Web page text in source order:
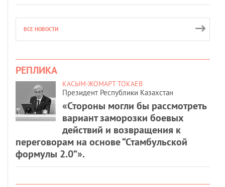
ВСЕ НОВОСТИ
РЕПЛИКА
КАСЫМ-ЖОМАРТ ТОКАЕВ
Президент Республики Казахстан
«Стороны могли бы рассмотреть
вариант заморозки боевых
действий и возвращения к
переговорам на основе “Стамбульской
формулы 2.0”».